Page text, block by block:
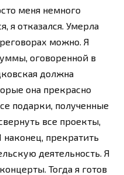
меня немного
я отказался. Умерла
можно. Я
оговоренной в
должна
она прекрасно
подарки, полученные
все проекты,
прекратить
деятельность. Я
Тогда я готов